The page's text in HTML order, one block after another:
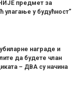
предмет за
у будућност”
награде и
да будете члан
– ДВА су начина